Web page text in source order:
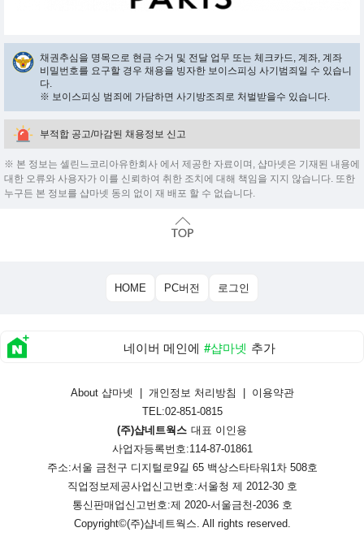
채권추심을 명목으로 현금 수거 및 전달 업무 또는 체크카드, 계좌, 계좌
비밀번호를 요구할 경우 채용을 빙자한 보이스피싱 사기범죄일 수 있습니
다.
※ 보이스피싱 범죄에 가담하면 사기방조죄로 처벌받을수 있습니다.
부적합 공고/마감된 채용정보 신고
※ 본 정보는 셀린느코리아유한회사 에서 제공한 자료이며, 샵마넷은 기재된 내용에
대한 오류와 사용자가 이를 신뢰하여 취한 조치에 대해 책임을 지지 않습니다. 또한
누구든 본 정보를 샵마넷 동의 없이 재 배포 할 수 없습니다.
HOME PC버전 로그인
네이버 메인에 #샵마넷 추가
About 샵마넷 개인정보 처리방침
이용약관
TEL:02-851-0815
(주)샵네트웍스 대표 이인용
사업자등록번호:114-87-01861
주소:서울 금천구 디지털로9길 65 백상스타타워1차 508호
직업정보제공사업신고번호:서울청 제 2012-30 호
통신판매업신고번호:제 2020-서울금천-2036 호
Copyright©(주)샵네트웍스. All rights reserved.